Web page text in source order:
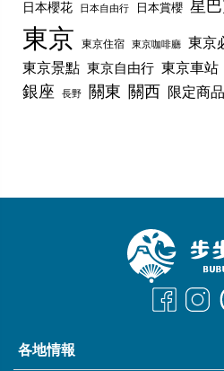
日本櫻花 日本自由行 日本賞櫻 星
東京 東京住宿 東京咖啡廳 東京
東京景點 東京自由行 東京車站
銀座 長野 關東 關西 限定商品
各地情報